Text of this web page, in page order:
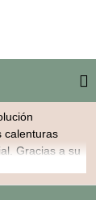
calenturas
Gracias a su
protectora
dolor y la